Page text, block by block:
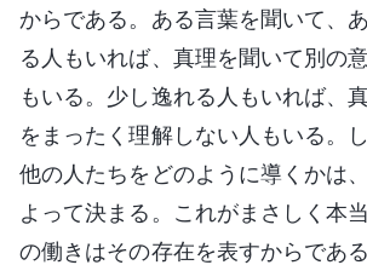
からである。ある言葉を聞いて、
る人もいれば、真理を聞いて別の
もいる。少し逸れる人もいれば、
をまったく理解しない人もいる。
他の人たちをどのように導くかは
よって決まる。これがまさしく本
の働きはその存在を表すからであ